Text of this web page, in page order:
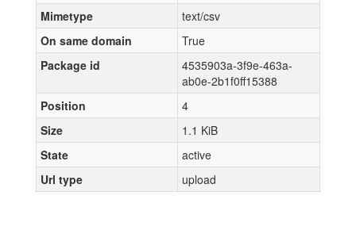
Mimetype
text/csv
On same domain
True
Package id
4535903a-3f9e-463a-
ab0e-2b1f0ff15388
Position
4
Size
1.1 KiB
State
active
Url type
upload